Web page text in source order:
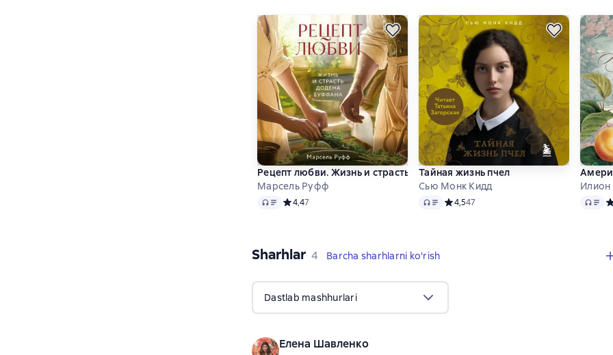
Рецепт любви. Жизнь и страсть Додена Буффана
Марсель Руфф
Audio Средний рейтинг 4,4 на основе 7 оценок
4,47
Тайная жизнь пчел
Сью Монк Кидд
Audio Средний рейтинг 4,5 на основе 47 оценок
4,547
Илион
Audio
Sharhlar 4 sharhlar
4 Barcha sharhlarni ko'rish
Dastlab mashhurlari
Елена Шавленко